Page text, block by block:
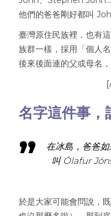
他們的爸爸剛好都叫
臺灣原住民族裡，也有
族群一樣，採用「個人
後來後面連的父或母名，
名字這件事，
在冰島，爸爸
叫 Ólafur
於是大家可能會問說，